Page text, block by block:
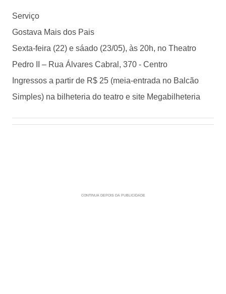
Serviço
Gostava Mais dos Pais
Sexta-feira (22) e sáado (23/05), às 20h, no Theatro
Pedro II – Rua Álvares Cabral, 370 - Centro
Ingressos a partir de R$ 25 (meia-entrada no Balcão
Simples) na bilheteria do teatro e site Megabilheteria